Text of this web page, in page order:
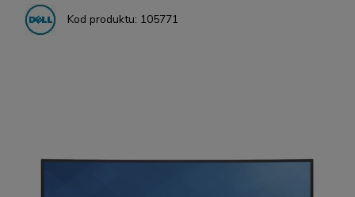
Kod produktu: 105771